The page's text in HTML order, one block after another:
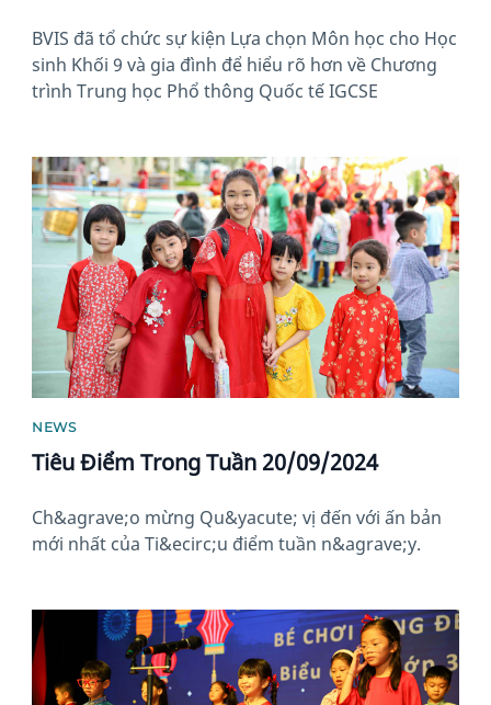
BVIS đã tổ chức sự kiện Lựa chọn Môn học cho Học
sinh Khối 9 và gia đình để hiểu rõ hơn về Chương
trình Trung học Phổ thông Quốc tế IGCSE
News image
NEWS
Tiêu Điểm Trong Tuần 20/09/2024
Ch&agrave;o mừng Qu&yacute; vị đến với ấn bản
mới nhất của Ti&ecirc;u điểm tuần n&agrave;y.
News image